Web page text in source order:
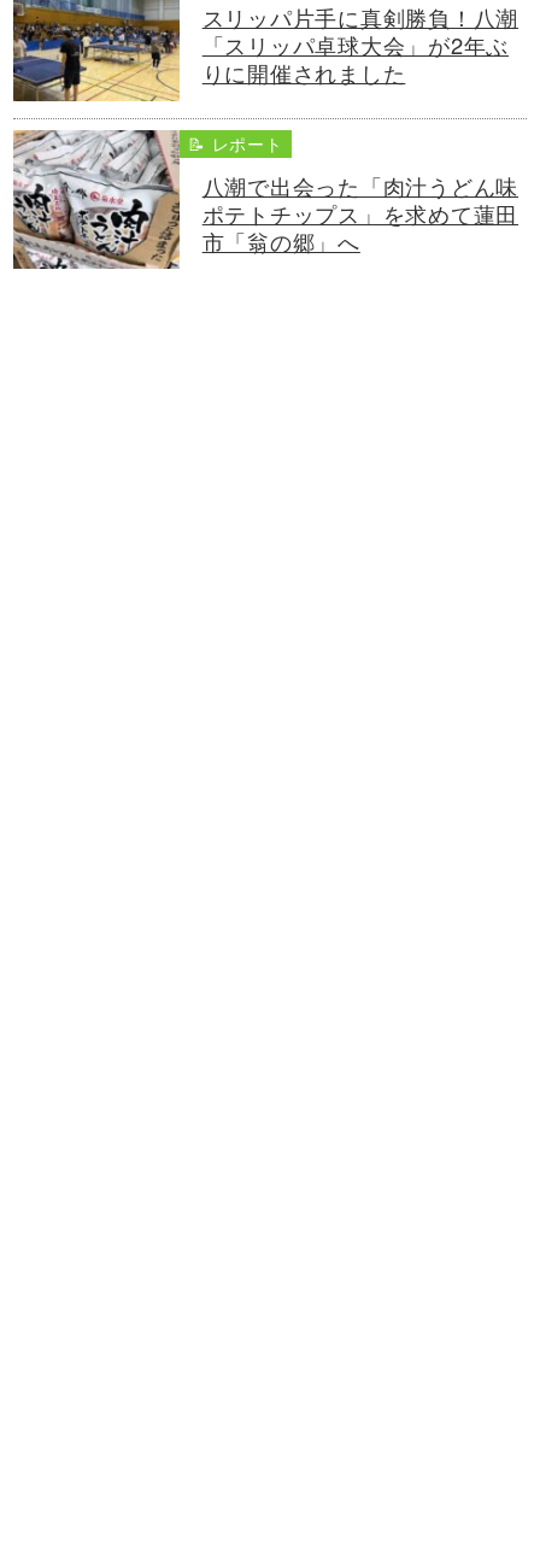
スリッパ片手に真剣勝負！八潮
「スリッパ卓球大会」が2年ぶ
りに開催されました
📝 レポート
八潮で出会った「肉汁うどん味
ポテトチップス」を求めて蓮田
市「翁の郷」へ